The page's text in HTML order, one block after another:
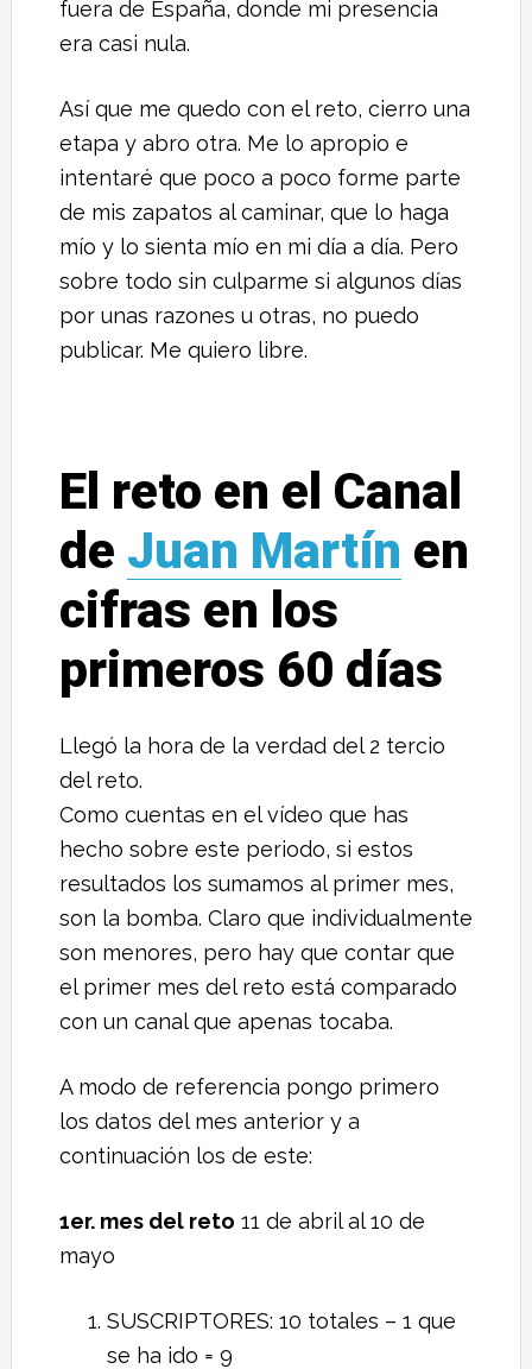
fuera de España, donde mi presencia
era casi nula.
Así que me quedo con el reto, cierro una
etapa y abro otra. Me lo apropio e
intentaré que poco a poco forme parte
de mis zapatos al caminar, que lo haga
mío y lo sienta mío en mi día a día. Pero
sobre todo sin culparme si algunos días
por unas razones u otras, no puedo
publicar. Me quiero libre.
El reto en el Canal
de Juan Martín en
cifras en los
primeros 60 días
Llegó la hora de la verdad del 2 tercio
del reto.
Como cuentas en el vídeo que has
hecho sobre este periodo, si estos
resultados los sumamos al primer mes,
son la bomba. Claro que individualmente
son menores, pero hay que contar que
el primer mes del reto está comparado
con un canal que apenas tocaba.
A modo de referencia pongo primero
los datos del mes anterior y a
continuación los de este:
1er. mes del reto 11 de abril al 10 de
mayo
SUSCRIPTORES: 10 totales – 1 que
se ha ido = 9